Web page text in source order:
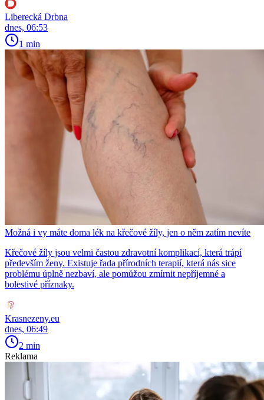
Liberecká Drbna
dnes, 06:53
1 min
Možná i vy máte doma lék na křečové žíly, jen o něm zatím nevíte
Křečové žíly jsou velmi častou zdravotní komplikací, která trápí
především ženy. Existuje řada přírodních terapií, která nás sice
problému úplně nezbaví, ale pomůžou zmírnit nepříjemné a
bolestivé příznaky.
Krasnezeny.eu
dnes, 06:49
2 min
Reklama